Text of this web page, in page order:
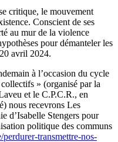
critique, le mouvement
Conscient de ses
au mur de la violence
pour démanteler les
avril 2024.
à l’occasion du cycle
» (organisé par la
et le C.P.C.R., en
nous recevrons Les
d’Isabelle Stengers pour
politique des communs
transmettre-nos-